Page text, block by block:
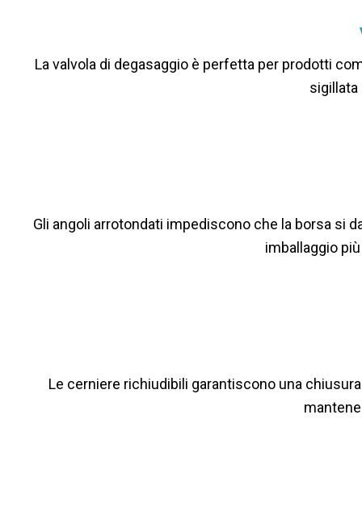
La valvola di degasaggio è perfetta per prodotti
Gli angoli arrotondati impediscono che la borsa si
imballaggio
Le cerniere richiudibili garantiscono una